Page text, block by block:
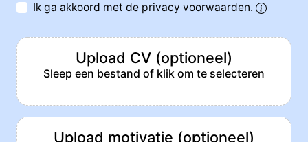
Ik ga akkoord met de privacy voorwaarden.
Upload CV (optioneel)
Sleep een bestand of klik om te selecteren
Upload motivatie (optioneel)